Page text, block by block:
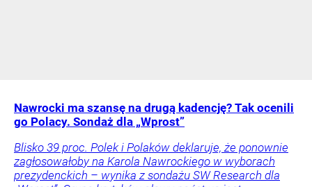
Nawrocki ma szansę na drugą kadencję? Tak ocenili
go Polacy. Sondaż dla „Wprost”
Blisko 39 proc. Polek i Polaków deklaruje, że ponownie
zagłosowałoby na Karola Nawrockiego w wyborach
prezydenckich – wynika z sondażu SW Research dla